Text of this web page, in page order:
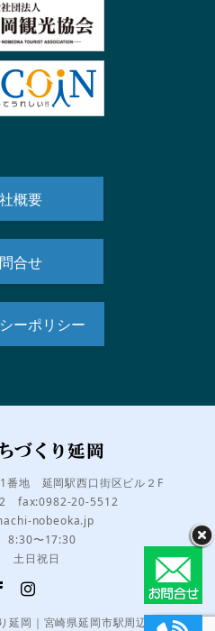
概要
合せ
ーポリシー
番地 延岡駅西口街区ビル２F
fax:0982-20-5512
nobeoka.jp
8:30〜17:30
土日祝日
岡｜宮崎県延岡市駅周辺のまちづ